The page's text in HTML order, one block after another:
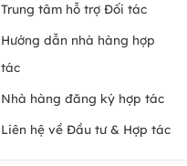
Trung tâm hỗ trợ Đối tác
Hướng dẫn nhà hàng hợp
tác
Nhà hàng đăng ký hợp tác
Liên hệ về Đầu tư & Hợp tác